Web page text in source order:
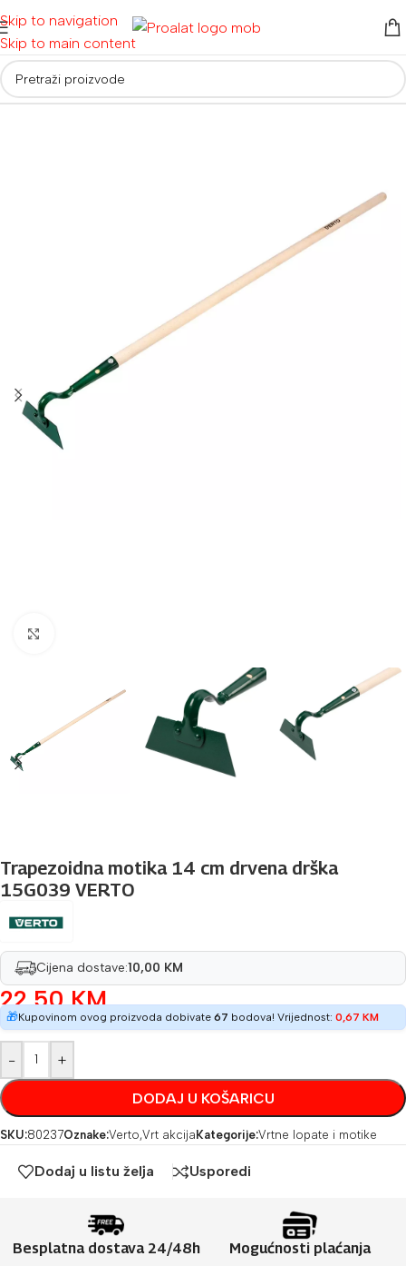
Skip to navigation
Skip to main content
Početna/ Alati za vrt i dom
Trapezoidna motika 14 cm drvena drška
15G039 VERTO
Cijena dostave:10,00 KM
22,50KM
🎁Kupovinom ovog proizvoda dobivate 67 bodova! Vrijednost: 0,67 KM
- +
DODAJ U KOŠARICU
SKU:80237Oznake:Verto,Vrt akcija Kategorije:Vrtne lopate i motike
Dodaj u listu želja Usporedi
Besplatna dostava 24/48h Mogućnosti plaćanja